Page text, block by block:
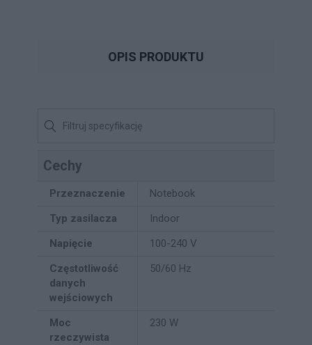
OPIS PRODUKTU
Cechy
Przeznaczenie
Notebook
Typ zasilacza
Indoor
Napięcie
100-240 V
Częstotliwość
danych
wejściowych
50/60 Hz
Moc
rzeczywista
230 W